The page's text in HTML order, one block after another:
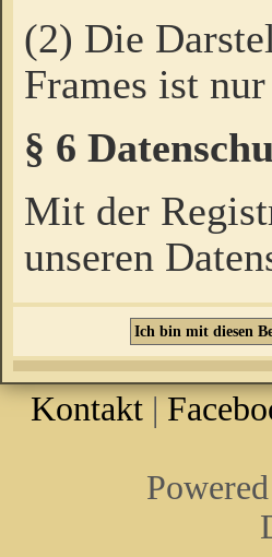
(2) Die
Frames ist
§ 6
Mit der
unseren
Kontakt |